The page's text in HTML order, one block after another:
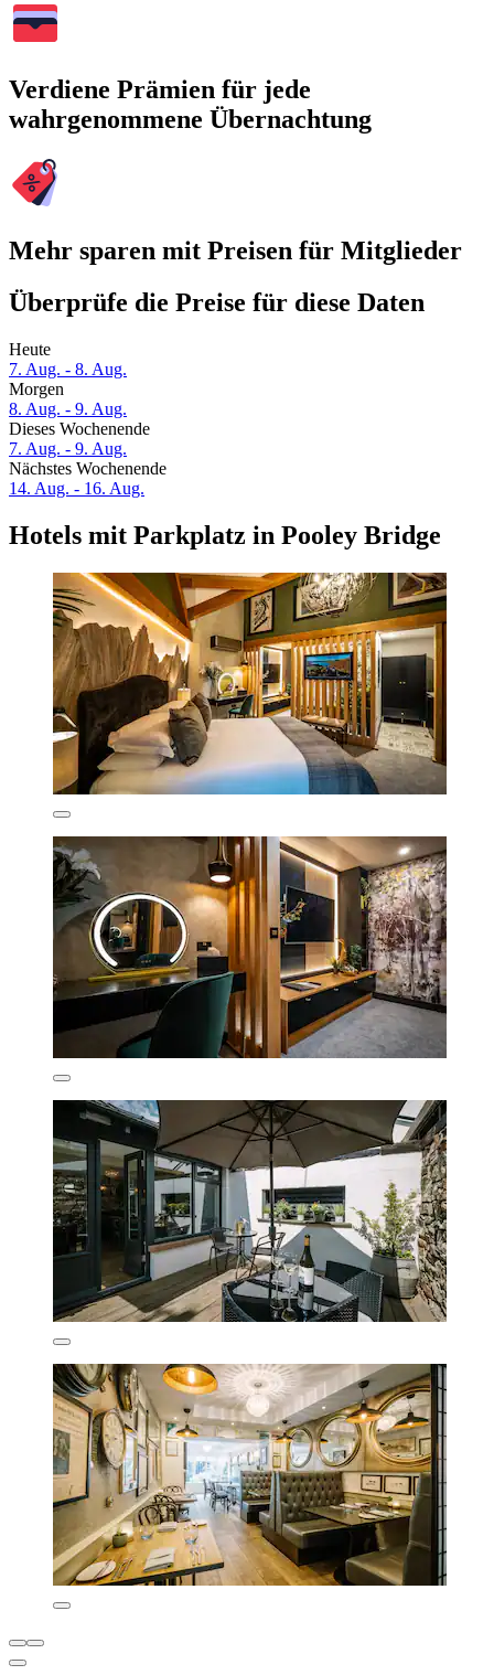
Verdiene Prämien für jede
wahrgenommene Übernachtung
Mehr sparen mit Preisen für Mitglieder
Überprüfe die Preise für diese Daten
Heute
7. Aug. - 8. Aug.
Morgen
8. Aug. - 9. Aug.
Dieses Wochenende
7. Aug. - 9. Aug.
Nächstes Wochenende
14. Aug. - 16. Aug.
Hotels mit Parkplatz in Pooley Bridge